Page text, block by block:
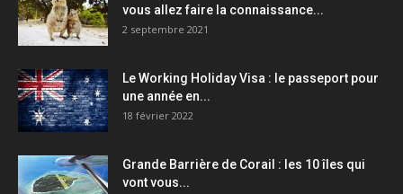
vous allez faire la connaissance...
2 septembre 2021
Le Working Holiday Visa : le passeport pour
une année en...
18 février 2022
Grande Barrière de Corail : les 10 îles qui
vont vous...